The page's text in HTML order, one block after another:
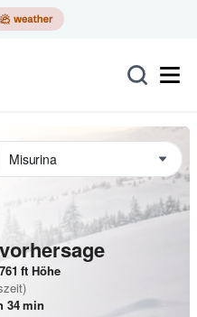
ft Höhe
34min